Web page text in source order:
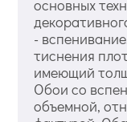
основных
-
тиснения
имеющий
Обои со
объемной,